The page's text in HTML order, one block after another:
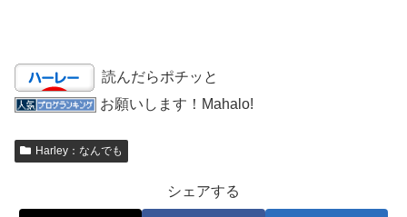
読んだらポチッと
お願いします！Mahalo!
Harley：なんでも
シェアする